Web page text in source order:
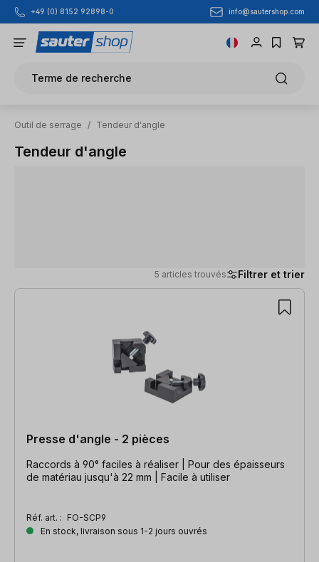
Passer au contenu principal
+49 (0) 8152 92898-0 info@sautershop.com
Terme de recherche
Outil de serrage / Tendeur d'angle
Tendeur d'angle
5 articles trouvés Filtrer et trier
5 articles trouvés
Presse d'angle - 2 pièces
Raccords à 90° faciles à réaliser | Pour des épaisseurs
de matériau jusqu'à 22 mm | Facile à utiliser
Réf. art. : FO-SCP9
En stock, livraison sous 1-2 jours ouvrés